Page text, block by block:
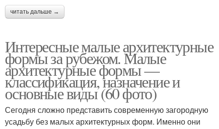
читать дальше →
Интересные малые архитектурные
формы за рубежом. Малые
архитектурные формы —
классификация, назначение и
основные виды (60 фото)
Сегодня сложно представить современную загородную
усадьбу без малых архитектурных форм. Именно они